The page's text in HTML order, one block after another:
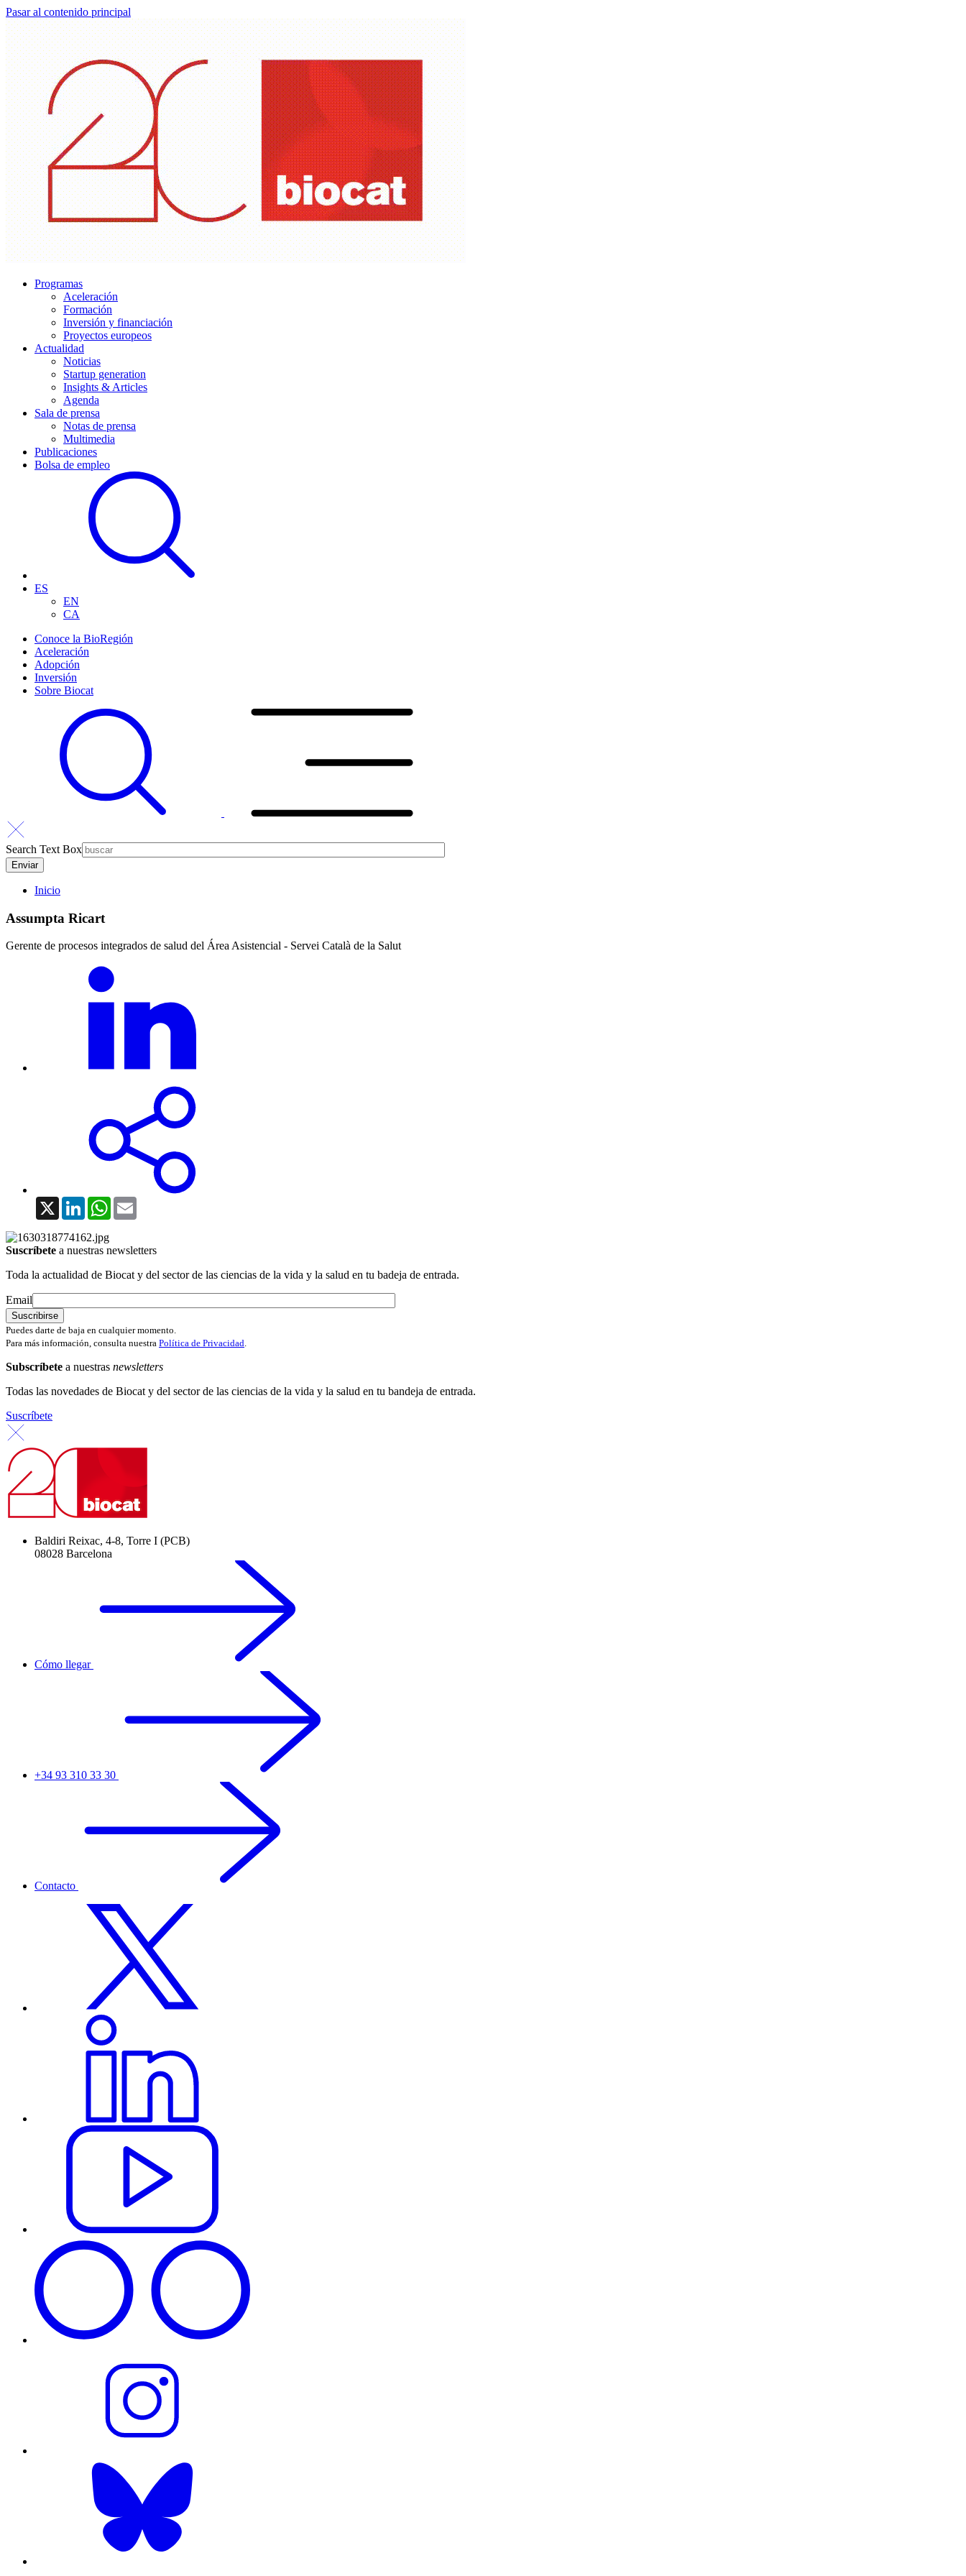
Pasar al contenido principal
Programas
Aceleración
Formación
Inversión y financiación
Proyectos europeos
Actualidad
Noticias
Startup generation
Insights & Articles
Agenda
Sala de prensa
Notas de prensa
Multimedia
Publicaciones
Bolsa de empleo
ES
EN
CA
Conoce la BioRegión
Aceleración
Adopción
Inversión
Sobre Biocat
Search Text Box
Inicio
Assumpta Ricart
Gerente de procesos integrados de salud del Área Asistencial - Servei Català de la Salut
X LinkedInWhatsApp
Suscríbete a nuestras newsletters
Toda la actualidad de Biocat y del sector de las ciencias de la vida y la salud en tu badeja de entrada.
Email
Puedes darte de baja en cualquier momento.
Para más información, consulta nuestra Política de Privacidad.
Subscríbete a nuestras newsletters
Todas las novedades de Biocat y del sector de las ciencias de la vida y la salud en tu bandeja de entrada.
Suscríbete
Baldiri Reixac, 4-8, Torre I (PCB)
08028 Barcelona
Cómo llegar
+34 93 310 33 30
Contacto